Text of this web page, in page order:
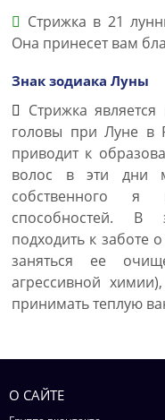
Стрижка в 21
Она принесет вам
Знак зодиака Луны
Стрижка
головы при Луне в
приводит к
волос в эти дни
собственного я
способностей. В
подходить к заботе
заняться ее
агрессивной
принимать теплую
О САЙТЕ